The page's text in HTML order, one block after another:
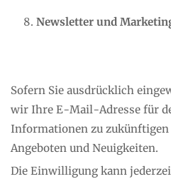
Newsletter und
Sofern Sie ausdrücklich
wir Ihre E-Mail-Adresse für
Informationen zu zukünftigen
Angeboten und Neuigkeiten.
Die Einwilligung kann